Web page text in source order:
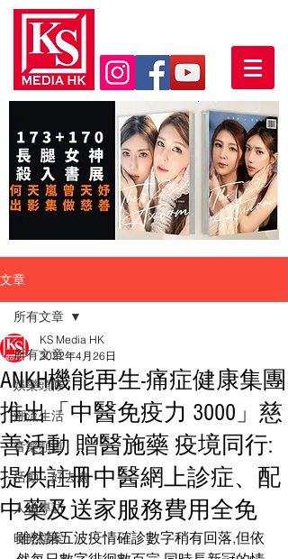
文章
所有文章
娛樂頭條
潮流生活
音樂頻道
活動・好去處
人物專訪
時光檔案
所有文章
ANKH機能再生-痛症健康集團
推出「中醫免疫力 3000」慈
善活動 贈醫施藥 疫境同行:
提供註冊中醫網上診症、配
中藥及送家服務費用全免
KS Media HK
2022年4月26日
雖然第五波疫情確診數字稍有回落,但依